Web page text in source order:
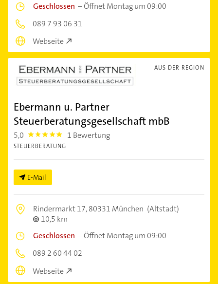
Geschlossen –Öffnet Montag um 09:00
089 7 93 06 31
Webseite
AUS DER REGION
Ebermann u. Partner
Steuerberatungsgesellschaft mbB
5,0 5.0 1 Bewertung
STEUERBERATUNG
E-Mail
Rindermarkt 17,80331 München (Altstadt)
10,5 km
Geschlossen –Öffnet Montag um 09:00
089 2 60 44 02
Webseite